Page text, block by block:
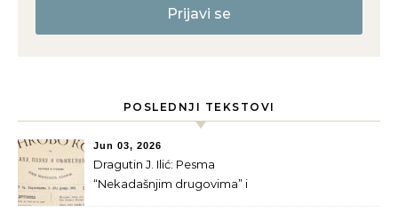
POSLEDNJI TEKSTOVI
Jun 03, 2026
Dragutin J. Ilić: Pesma
“Nekadašnjim drugovima” i